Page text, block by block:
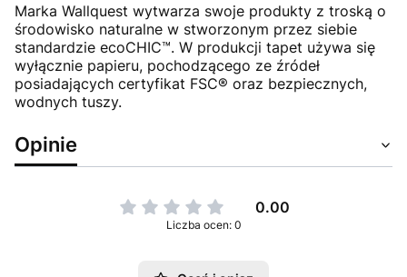
Marka Wallquest wytwarza swoje produkty z troską o
środowisko naturalne w stworzonym przez siebie
standardzie ecoCHIC™. W produkcji tapet używa się
wyłącznie papieru, pochodzącego ze źródeł
posiadających certyfikat FSC® oraz bezpiecznych,
wodnych tuszy.
Opinie
0.00
Liczba ocen: 0